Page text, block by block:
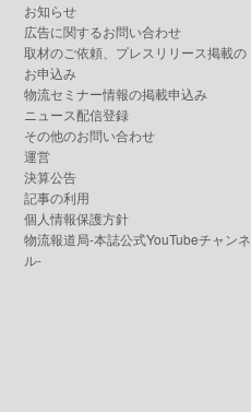
お知らせ
広告に関するお問い合わせ
取材のご依頼、プレスリリース掲載の
お申込み
物流セミナー情報の掲載申込み
ニュース配信登録
その他のお問い合わせ
運営
決算公告
記事の利用
個人情報保護方針
物流報道局-本誌公式YouTubeチャンネ
ル-